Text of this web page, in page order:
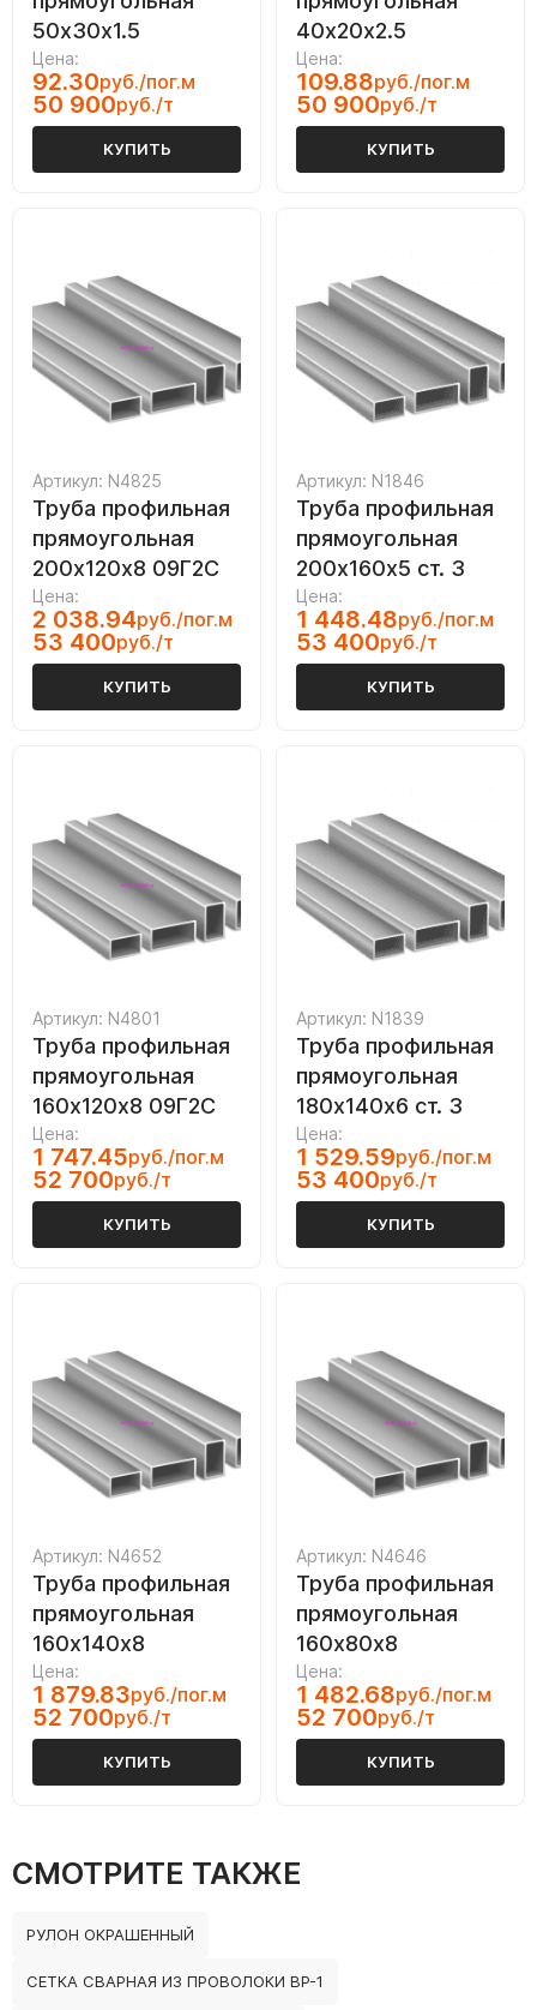
50х30х1.5
Цена:
92.30руб./пог.м
50 900руб./т
КУПИТЬ
40х20х2.5
Цена:
109.88руб./пог.м
50 900руб./т
КУПИТЬ
Артикул: N4825
Труба профильная
прямоугольная
200х120х8 09Г2С
Цена:
2 038.94руб./пог.м
53 400руб./т
КУПИТЬ
Артикул: N1846
Труба профильная
прямоугольная
200х160х5 ст. 3
Цена:
1 448.48руб./пог.м
53 400руб./т
КУПИТЬ
Артикул: N4801
Труба профильная
прямоугольная
160х120х8 09Г2С
Цена:
1 747.45руб./пог.м
52 700руб./т
КУПИТЬ
Артикул: N1839
Труба профильная
прямоугольная
180х140х6 ст. 3
Цена:
1 529.59руб./пог.м
53 400руб./т
КУПИТЬ
Артикул: N4652
Труба профильная
прямоугольная
160х140х8
Цена:
1 879.83руб./пог.м
52 700руб./т
КУПИТЬ
Артикул: N4646
Труба профильная
прямоугольная
160х80х8
Цена:
1 482.68руб./пог.м
52 700руб./т
КУПИТЬ
СМОТРИТЕ ТАКЖЕ
РУЛОН ОКРАШЕННЫЙ
СЕТКА СВАРНАЯ ИЗ ПРОВОЛОКИ ВР-1